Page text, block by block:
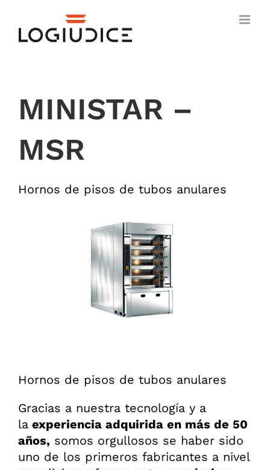
content
MINISTAR –
MSR
Hornos de pisos de tubos anulares
Hornos de pisos de tubos anulares
Gracias a nuestra tecnología y a
laexperiencia adquirida en más de 50
años, somos orgullosos se haber sido
uno de los primeros fabricantes a nivel